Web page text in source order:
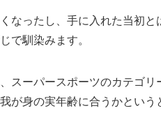
なったし、手に入れた当初
で馴染みます。
スーパースポーツのカテゴ
が身の実年齢に合うかとい